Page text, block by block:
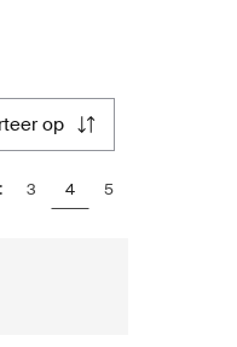
op
3 4 5